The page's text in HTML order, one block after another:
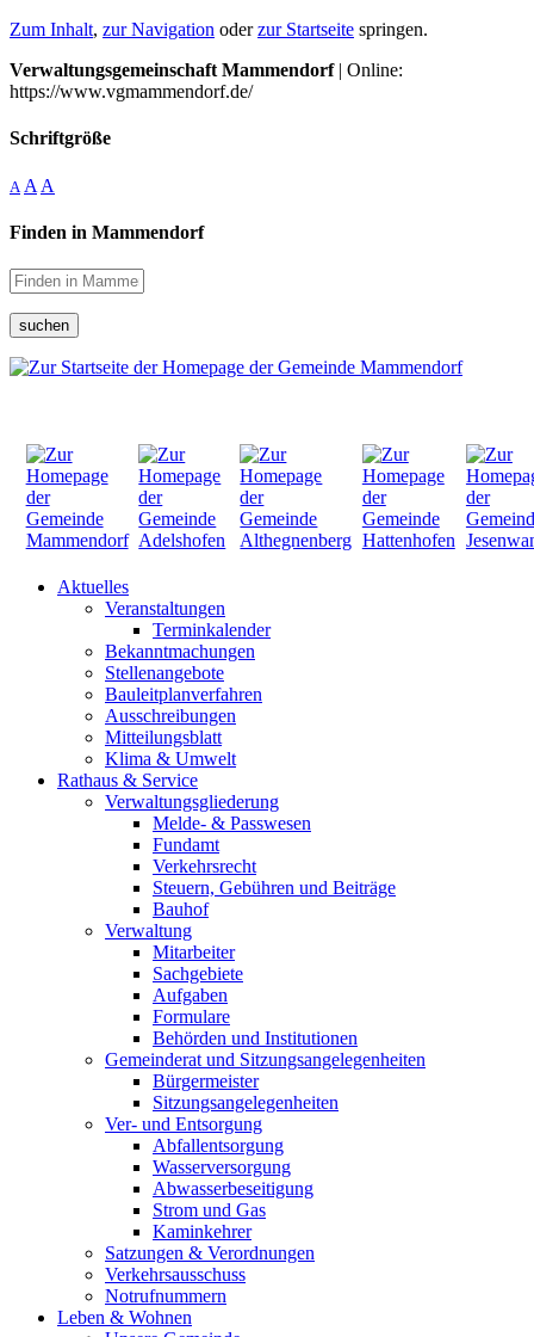
Zum Inhalt, zur Navigation oderzur Startseite springen.
Verwaltungsgemeinschaft Mammendorf| Online:
https://www.vgmammendorf.de/
Schriftgröße
A A A
Finden in Mammendorf
suchen
Aktuelles
Veranstaltungen
Terminkalender
Bekanntmachungen
Stellenangebote
Bauleitplanverfahren
Ausschreibungen
Mitteilungsblatt
Klima & Umwelt
Rathaus & Service
Verwaltungsgliederung
Melde- & Passwesen
Fundamt
Verkehrsrecht
Steuern, Gebühren und Beiträge
Bauhof
Verwaltung
Mitarbeiter
Sachgebiete
Aufgaben
Formulare
Behörden und Institutionen
Gemeinderat und Sitzungsangelegenheiten
Bürgermeister
Sitzungsangelegenheiten
Ver- und Entsorgung
Abfallentsorgung
Wasserversorgung
Abwasserbeseitigung
Strom und Gas
Kaminkehrer
Satzungen & Verordnungen
Verkehrsausschuss
Notrufnummern
Leben & Wohnen